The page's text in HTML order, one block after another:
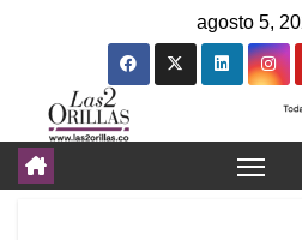
agosto 5,